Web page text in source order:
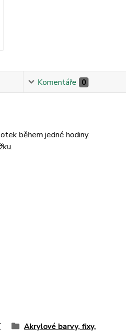
Komentáře 0
během jedné hodiny.
Akrylové barvy, fixy,